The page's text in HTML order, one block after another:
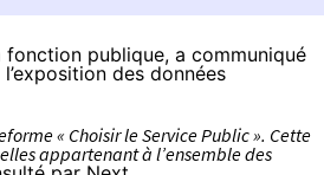
publique, a communiqué
des données
« Choisir le Service Public ». Cette
appartenant à l’ensemble des